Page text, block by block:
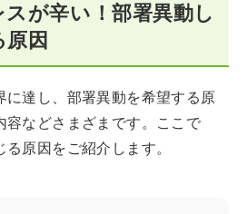
に関するQ&A
が辛い！部署異動し
因
に達し、部署異動を希望する原
容などさまざまです。ここで
原因をご紹介します。